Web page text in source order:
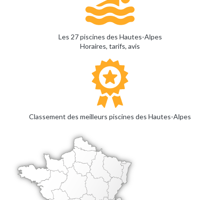
Les 27 piscines des Hautes-Alpes
Horaires, tarifs, avis
Classement des meilleurs piscines des Hautes-Alpes